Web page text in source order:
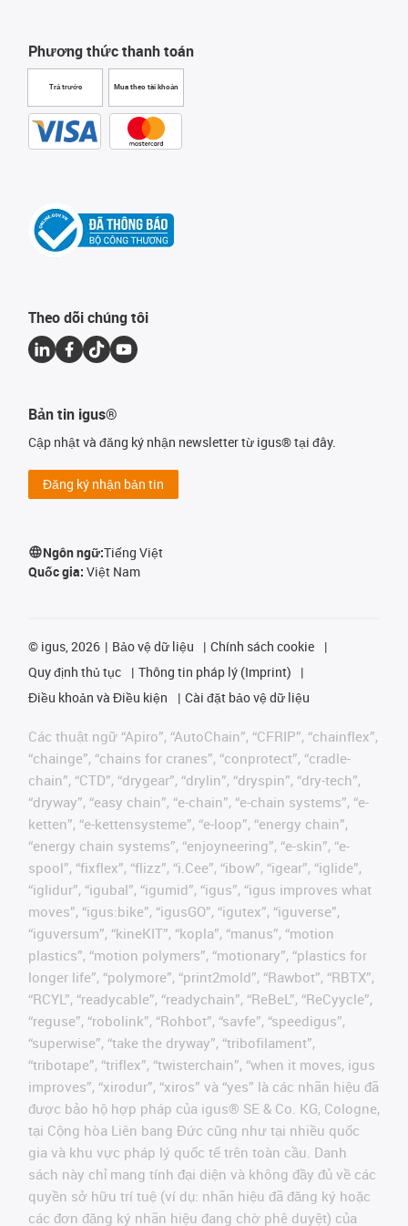
Phương thức thanh toán
Trả trước Mua theo tài khoản
Theo dõi chúng tôi
Bản tin igus®
Cập nhật và đăng ký nhận newsletter từ igus® tại đây.
Đăng ký nhận bản tin
Ngôn ngữ:Tiếng Việt
Quốc gia: Việt Nam
© igus, 2026 Bảo vệ dữ liệu
Chính sách cookie
Quy định thủ tục
Thông tin pháp lý (Imprint)
Điều khoản và Điều kiện
Cài đặt bảo vệ dữ liệu
Các thuật ngữ “Apiro”, “AutoChain”, “CFRIP”, “chainflex”,
“chainge”, “chains for cranes”, “conprotect”, “cradle-
chain”, “CTD”, “drygear”, “drylin”, “dryspin”, “dry-tech”,
“dryway”, “easy chain”, “e-chain”, “e-chain systems”, “e-
ketten”, “e-kettensysteme”, “e-loop”, “energy chain”,
“energy chain systems”, “enjoyneering”, “e-skin”, “e-
spool”, “fixflex”, “flizz”, “i.Cee”, “ibow”, “igear”, “iglide”,
“iglidur”, “igubal”, “igumid”, “igus”, “igus improves what
moves”, “igus:bike”, “igusGO”, “igutex”, “iguverse”,
“iguversum”, “kineKIT”, “kopla”, “manus”, “motion
plastics”, “motion polymers”, “motionary”, “plastics for
longer life”, “polymore”, “print2mold”, “Rawbot”, “RBTX”,
“RCYL”, “readycable”, “readychain”, “ReBeL”, “ReCyycle”,
“reguse”, “robolink”, “Rohbot”, “savfe”, “speedigus”,
“superwise”, “take the dryway”, “tribofilament”,
“tribotape”, “triflex”, “twisterchain”, “when it moves, igus
improves”, “xirodur”, “xiros” và “yes” là các nhãn hiệu đã
được bảo hộ hợp pháp của igus® SE & Co. KG, Cologne,
tại Cộng hòa Liên bang Đức cũng như tại nhiều quốc
gia và khu vực pháp lý quốc tế trên toàn cầu. Danh
sách này chỉ mang tính đại diện và không đầy đủ về các
quyền sở hữu trí tuệ (ví dụ: nhãn hiệu đã đăng ký hoặc
các đơn đăng ký nhãn hiệu đang chờ phê duyệt) của